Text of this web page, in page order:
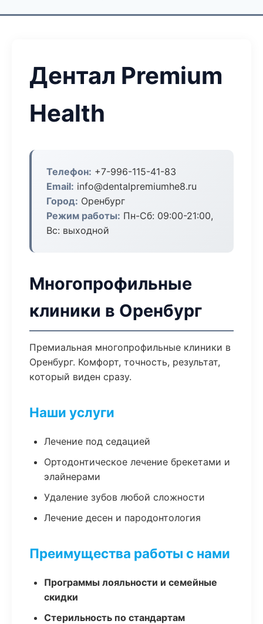
Дентал Premium
Health
Телефон: +7-996-115-41-83
Email: info@dentalpremiumhe8.ru
Город: Оренбург
Режим работы: Пн-Сб: 09:00-21:00,
Вс: выходной
Многопрофильные
клиники в Оренбург
Премиальная многопрофильные клиники в
Оренбург. Комфорт, точность, результат,
который виден сразу.
Наши услуги
Лечение под седацией
Ортодонтическое лечение брекетами и
элайнерами
Удаление зубов любой сложности
Лечение десен и пародонтология
Преимущества работы с нами
Программы лояльности и семейные
скидки
Стерильность по стандартам